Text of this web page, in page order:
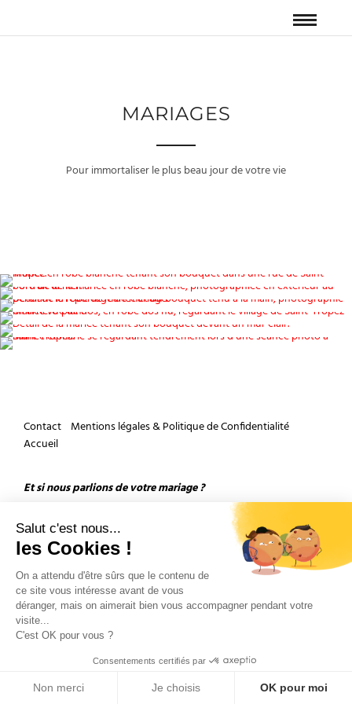
Salut c'est nous...
les Cookies !
On a attendu d'être sûrs que le contenu de
ce site vous intéresse avant de vous
déranger, mais on aimerait bien vous accompagner pendant votre
visite...
C'est OK pour vous ?
Consentements certifiés par
Non merci Je choisis OK pour moi
MARIAGES
Pour immortaliser le plus beau jour de votre vie
Contact Mentions légales & Politique de Confidentialité
Accueil
Et si nous parlions de votre mariage ?
Copyright 2026 by Olivier Douard Photographe de mariage - Tous droits réservés